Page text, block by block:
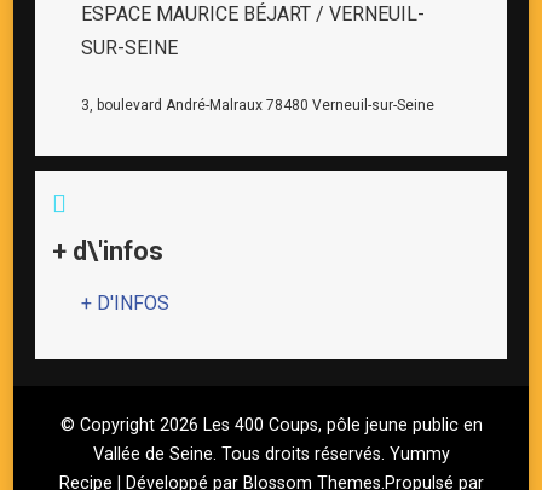
ESPACE MAURICE BÉJART / VERNEUIL-
SUR-SEINE
3, boulevard André-Malraux 78480 Verneuil-sur-Seine
+ d\'infos
+ D'INFOS
© Copyright 2026 Les 400 Coups, pôle jeune public en
Vallée de Seine . Tous droits réservés. Yummy
Recipe | Développé par Blossom Themes .Propulsé par